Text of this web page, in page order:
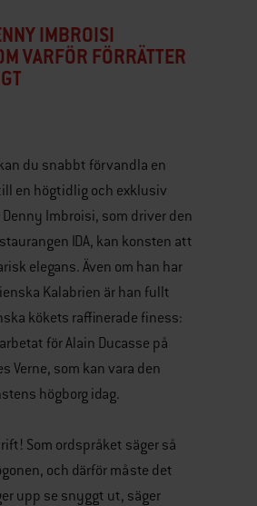
IMBROISI
VARFÖR FÖRRÄTTER
du snabbt förvandla en
en högtidlig och exklusiv
Imbroisi, som driver den
IDA, kan konsten att
elegans. Även om han har
Kalabrien är han fullt
kökets raffinerade finess:
för Alain Ducasse på
Verne, som kan vara den
högborg idag.
Som ordspråket säger så
och därför måste det
upp se snyggt ut, säger